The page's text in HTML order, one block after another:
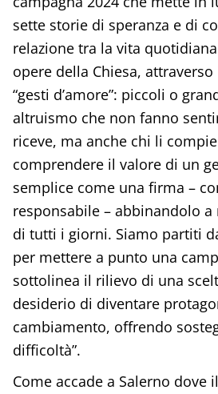
sette storie di speranza e di
relazione tra la vita
opere della Chiesa,
“gesti d’amore”: piccoli o
altruismo che non fanno
riceve, ma anche chi li
comprendere il valore di un
semplice come una firma –
responsabile – abbinandolo
di tutti i giorni. Siamo partiti
per mettere a punto una
sottolinea il rilievo di una
desiderio di diventare
cambiamento, offrendo
difficoltà”.
Come accade a Salerno dove